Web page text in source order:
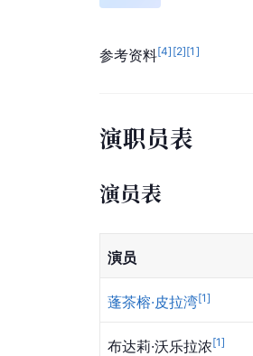
参考资料[4] [2][1 ]
演职员表
演员表
演员
蓬茶榕·皮拉湾[1]
布达莉·沃乐拉浓[1]